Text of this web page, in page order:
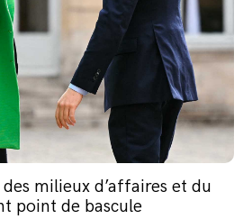
milieux d’affaires et du
point de bascule